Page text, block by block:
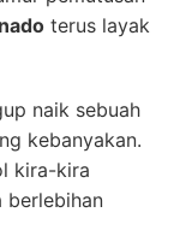
terus layak
naik sebuah
kebanyakan.
kira-kira
berlebihan